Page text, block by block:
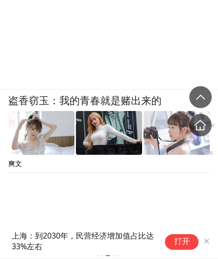
上海：到2030年，民营经济增加值占比达
33%左右
打开
盗香窃玉：我的青春就是赌出来的
爽文